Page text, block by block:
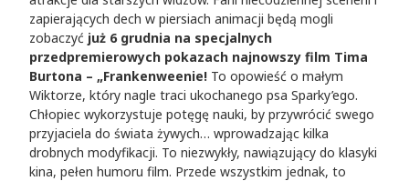
zapierających dech w piersiach animacji będą mogli
zobaczyć już 6 grudnia na specjalnych
przedpremierowych pokazach najnowszy film Tima
Burtona – „Frankenweenie! To opowieść o małym
Wiktorze, który nagle traci ukochanego psa Sparky’ego.
Chłopiec wykorzystuje potęgę nauki, by przywrócić swego
przyjaciela do świata żywych… wprowadzając kilka
drobnych modyfikacji. To niezwykły, nawiązujący do klasyki
kina, pełen humoru film. Przede wszystkim jednak, to